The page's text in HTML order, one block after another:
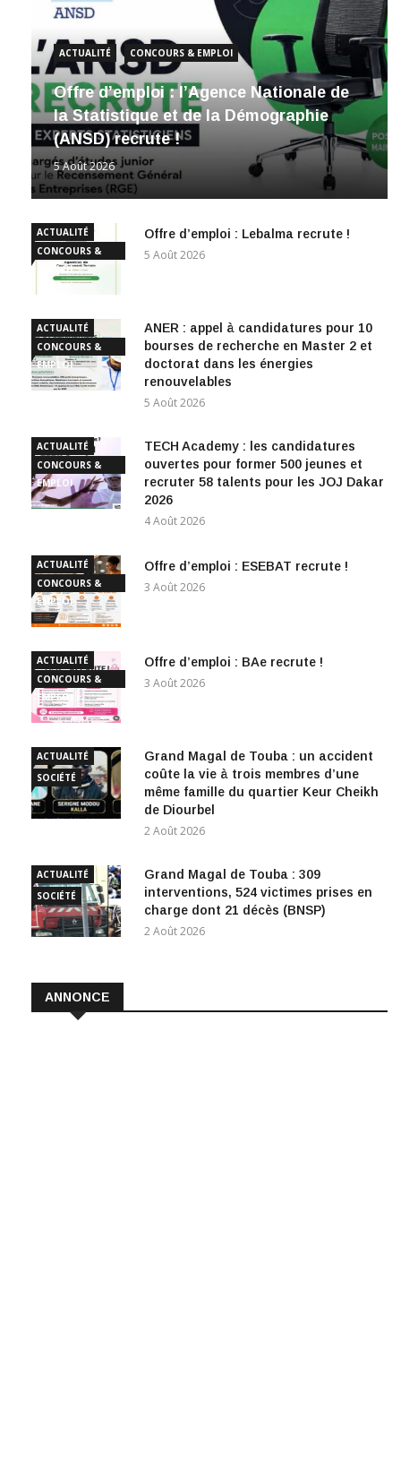
ACTUALITÉ CONCOURS & EMPLOI
Offre d’emploi : l’Agence Nationale de
la Statistique et de la Démographie
(ANSD) recrute !
5 Août 2026
ACTUALITÉ
CONCOURS &
EMPLOI
Offre d’emploi : Lebalma recrute !
5 Août 2026
ACTUALITÉ
CONCOURS &
EMPLOI
ANER : appel à candidatures pour 10
bourses de recherche en Master 2 et
doctorat dans les énergies
renouvelables
5 Août 2026
ACTUALITÉ
CONCOURS &
EMPLOI
TECH Academy : les candidatures
ouvertes pour former 500 jeunes et
recruter 58 talents pour les JOJ Dakar
2026
4 Août 2026
ACTUALITÉ
CONCOURS &
EMPLOI
Offre d’emploi : ESEBAT recrute !
3 Août 2026
ACTUALITÉ
CONCOURS &
EMPLOI
Offre d’emploi : BAe recrute !
3 Août 2026
ACTUALITÉ
SOCIÉTÉ
Grand Magal de Touba : un accident
coûte la vie à trois membres d’une
même famille du quartier Keur Cheikh
de Diourbel
2 Août 2026
ACTUALITÉ
SOCIÉTÉ
Grand Magal de Touba : 309
interventions, 524 victimes prises en
charge dont 21 décès (BNSP)
2 Août 2026
ANNONCE